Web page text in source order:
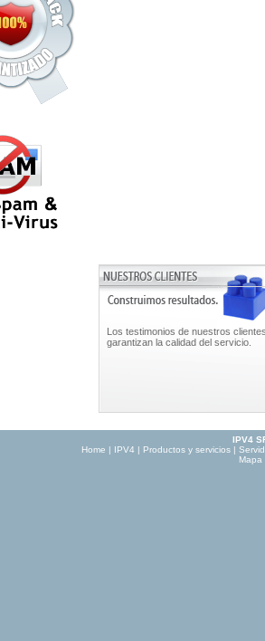
Los testimonios de nuestros
garantizan la calidad del servicio.
IPV4
Home | IPV4 | Productos y servicios |